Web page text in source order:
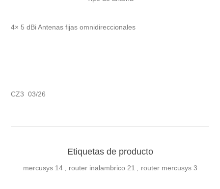
4× 5 dBi Antenas fijas omnidireccionales
CZ3 03/26
Etiquetas de producto
mercusys 14 , router inalambrico 21 , router mercusys 3